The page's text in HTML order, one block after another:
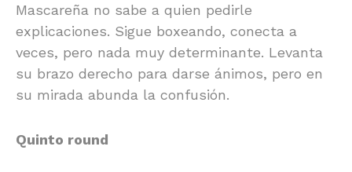
Mascareña no sabe a quien pedirle
explicaciones. Sigue boxeando, conecta a
veces, pero nada muy determinante. Levanta
su brazo derecho para darse ánimos, pero en
su mirada abunda la confusión.
Quinto round